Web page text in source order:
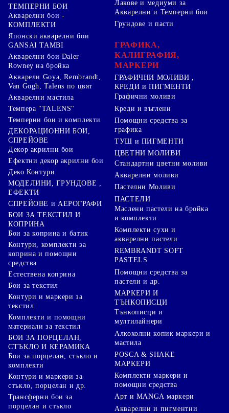
ТЕМПЕРНИ БОИ
Акварелни бои -
КОМПЛЕКТИ
Японски акварелни бои
GANSAI TAMBI
Акварелни бои Daler
Rowney на бройка
Акварели Goya, Rembrandt,
Van Gogh, Talens по цвят
Акварелни мастила
Темпера "TALENS"
Темперни бои и комплекти
ДЕКОРАЦИОННИ БОИ,
СПРЕЙОВЕ
Декор акрилни бои
Ефектни декор акрилни бои
Деко Контури
МОДЕЛИНИ, ГРУНДОВЕ ,
ЕФЕКТИ
СПРЕЙОВЕ и АЕРОГРАФИ
БОИ ЗА ТЕКСТИЛ И
КОПРИНА
Бои за коприна и батик
Контури, комплекти за
коприна и помощни
средства
Естествена коприна
Бои за текстил
Контури и маркери за
текстил
Комплекти и помощни
материали за текстил
БОИ ЗА ПОРЦЕЛАН,
СТЪКЛО И КЕРАМИКА
Бои за порцелан, стъкло и
комплекти
Контури и маркери за
стъкло, порцелан и др.
Трансферни бои за
порцелан и стъкло
Лакове и медиуми за
Акварелни и Темперни бои
Грундове и пасти
ГРАФИКА,
КАЛИГРАФИЯ,
МАРКЕРИ
ГРАФИЧНИ МОЛИВИ ,
КРЕДИ и ПИГМЕНТИ
Графични моливи
Креди и въглени
Помощни средства за
графика
ТУШ и ПИГМЕНТИ
ЦВЕТНИ МОЛИВИ
Стандартни цветни моливи
Акварелни моливи
Пастелни Моливи
ПАСТЕЛИ
Маслени пастели на бройка
и комплекти
Комплекти сухи и
акварелни пастели
REMBRANDT SOFT
PASTELS
Помощни средства за
пастели и др.
МАРКЕРИ И
ТЪНКОПИСЦИ
Тънкописци и
мултилайнери
Алкохолни копик маркери и
мастила
POSCA & SHAKE
МАРКЕРИ
Комплекти маркери и
помощни средства
Арт и MANGA маркери
Акварелни и пигментни